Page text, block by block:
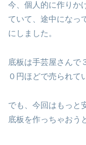
今、個人的に作りか
ていて、途中になっ
にしました。
底板は手芸屋さんで
０円ほどで売られて
でも、今回はもっと
底板を作っちゃおう